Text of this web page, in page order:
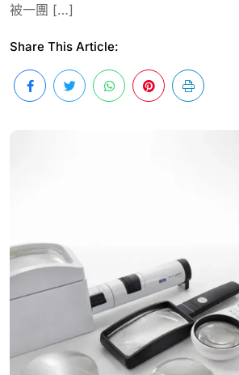
被一團 […]
Share This Article: